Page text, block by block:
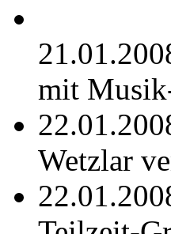
mit
Wetzlar